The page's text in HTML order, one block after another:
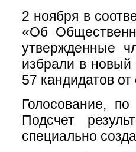
2 ноября в
«Об
утвержденные
избрали в новый
57 кандидатов
Голосование,
Подсчет
специально